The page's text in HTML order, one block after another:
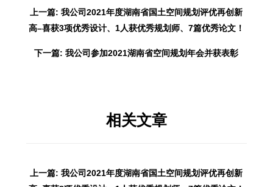
上一篇: 我公司2021年度湖南省国土空间规划评优再创新
高–喜获3项优秀设计、1人获优秀规划师、7篇优秀论文！
下一篇: 我公司参加2021湖南省空间规划年会并获表彰
相关文章
上一篇: 我公司2021年度湖南省国土空间规划评优再创新